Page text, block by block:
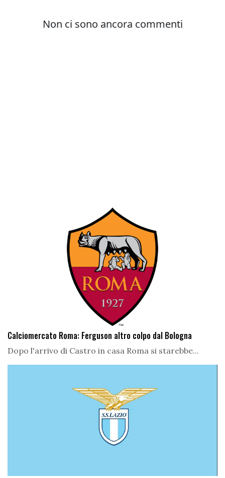
Calciomercato Roma: Ferguson altro colpo dal Bologna
Dopo l'arrivo di Castro in casa Roma si starebbe...